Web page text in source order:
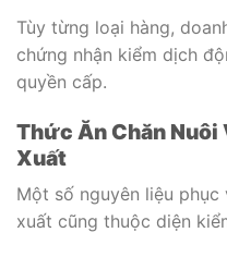
Tùy từng loại hàng,
chứng nhận kiểm dịch
quyền cấp.
Thức Ăn Chăn Nuôi
Xuất
Một số nguyên liệu phục
xuất cũng thuộc diện